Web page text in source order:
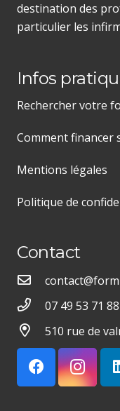
destination des
particulier les
Infos
Rechercher votre
Comment financer
Mentions légales
Politique de
Contact
07 49 53 71 88
510 rue de